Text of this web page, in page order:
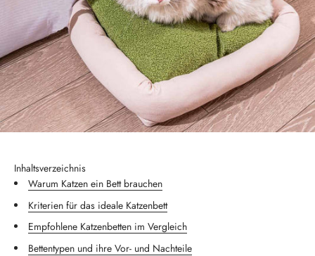
Inhaltsverzeichnis
Warum Katzen ein Bett brauchen
Kriterien für das ideale Katzenbett
Empfohlene Katzenbetten im Vergleich
Bettentypen und ihre Vor- und Nachteile